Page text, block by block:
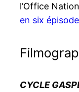
l’Office
en six
CYCLE